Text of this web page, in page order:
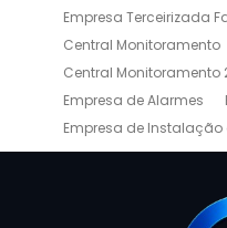
Empresa Terceirizada
Central Monitoramento
Central Monitoramento
Empresa de Alarmes
Empresa de Instalação
Empresa de Limpeza e
Empresas de